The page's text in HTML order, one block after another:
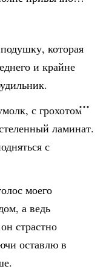
которая
и крайне
с грохотом
ламинат.
с
моего
а ведь
страстно
оставлю в